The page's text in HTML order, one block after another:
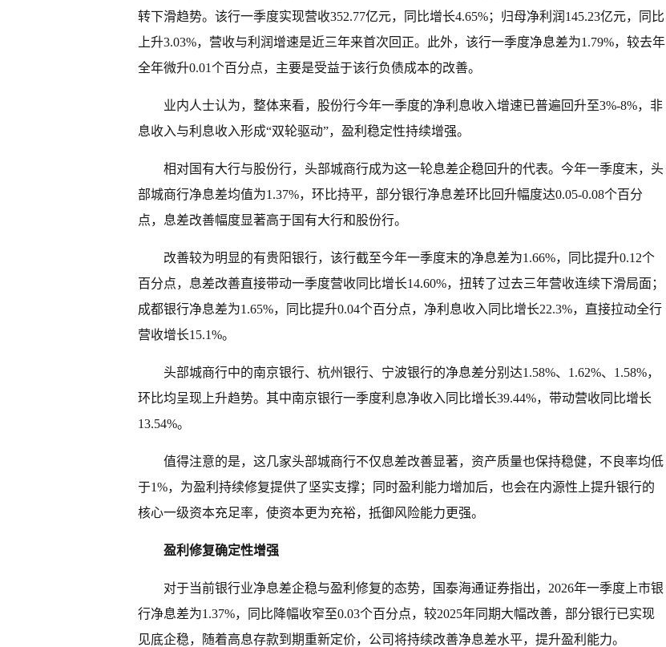
转下滑趋势。该行一季度实现营收352.77亿元，同比增长4.65%；归母净利润145.23亿元，同比
上升3.03%，营收与利润增速是近三年来首次回正。此外，该行一季度净息差为1.79%，较去年
全年微升0.01个百分点，主要是受益于该行负债成本的改善。
业内人士认为，整体来看，股份行今年一季度的净利息收入增速已普遍回升至3%-8%，非
息收入与利息收入形成“双轮驱动”，盈利稳定性持续增强。
相对国有大行与股份行，头部城商行成为这一轮息差企稳回升的代表。今年一季度末，头
部城商行净息差均值为1.37%，环比持平，部分银行净息差环比回升幅度达0.05-0.08个百分
点，息差改善幅度显著高于国有大行和股份行。
改善较为明显的有贵阳银行，该行截至今年一季度末的净息差为1.66%，同比提升0.12个
百分点，息差改善直接带动一季度营收同比增长14.60%，扭转了过去三年营收连续下滑局面；
成都银行净息差为1.65%，同比提升0.04个百分点，净利息收入同比增长22.3%，直接拉动全行
营收增长15.1%。
头部城商行中的南京银行、杭州银行、宁波银行的净息差分别达1.58%、1.62%、1.58%，
环比均呈现上升趋势。其中南京银行一季度利息净收入同比增长39.44%，带动营收同比增长
13.54%。
值得注意的是，这几家头部城商行不仅息差改善显著，资产质量也保持稳健，不良率均低
于1%，为盈利持续修复提供了坚实支撑；同时盈利能力增加后，也会在内源性上提升银行的
核心一级资本充足率，使资本更为充裕，抵御风险能力更强。
盈利修复确定性增强
对于当前银行业净息差企稳与盈利修复的态势，国泰海通证券指出，2026年一季度上市银
行净息差为1.37%，同比降幅收窄至0.03个百分点，较2025年同期大幅改善，部分银行已实现
见底企稳，随着高息存款到期重新定价，公司将持续改善净息差水平，提升盈利能力。